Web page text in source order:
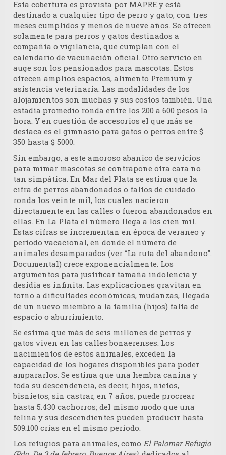
Esta cobertura es provista por MAPRE y está
destinado a cualquier tipo de perro y gato, con tres
meses cumplidos y menos de nueve años. Se ofrecen
solamente para perros y gatos destinados a
compañía o vigilancia, que cumplan con el
calendario de vacunación oficial. Otro servicio en
auge son los pensionados para mascotas. Estos
ofrecen amplios espacios, alimento Premium y
asistencia veterinaria. Las modalidades de los
alojamientos son muchas y sus costos también. Una
estadía promedio ronda entre los 200 a 600 pesos la
hora. Y en cuestión de accesorios el que más se
destaca es el gimnasio para gatos o perros entre $
350 hasta $ 5000.
Sin embargo, a este amoroso abanico de servicios
para mimar mascotas se contrapone otra cara no
tan simpática. En Mar del Plata se estima que la
cifra de perros abandonados o faltos de cuidado
ronda los veinte mil, los cuales nacieron
directamente en las calles o fueron abandonados en
ellas. En La Plata el número llega a los cien mil.
Estas cifras se incrementan en época de veraneo y
período vacacional, en donde el número de
animales desamparados (ver “La ruta del abandono”.
Documental) crece exponencialmente. Los
argumentos para justificar tamaña indolencia y
desidia es infinita. Las explicaciones gravitan en
torno a dificultades económicas, mudanzas, llegada
de un nuevo miembro a la familia (hijos) falta de
espacio o aburrimiento.
Se estima que más de seis millones de perros y
gatos viven en las calles bonaerenses. Los
nacimientos de estos animales, exceden la
capacidad de los hogares disponibles para poder
ampararlos. Se estima que una hembra canina y
toda su descendencia, es decir, hijos, nietos,
bisnietos, sin castrar, en 7 años, puede procrear
hasta 5.430 cachorros; del mismo modo que una
felina y sus descendientes pueden producir hasta
509.100 crías en el mismo período.
Los refugios para animales, como El Palomar Refugio